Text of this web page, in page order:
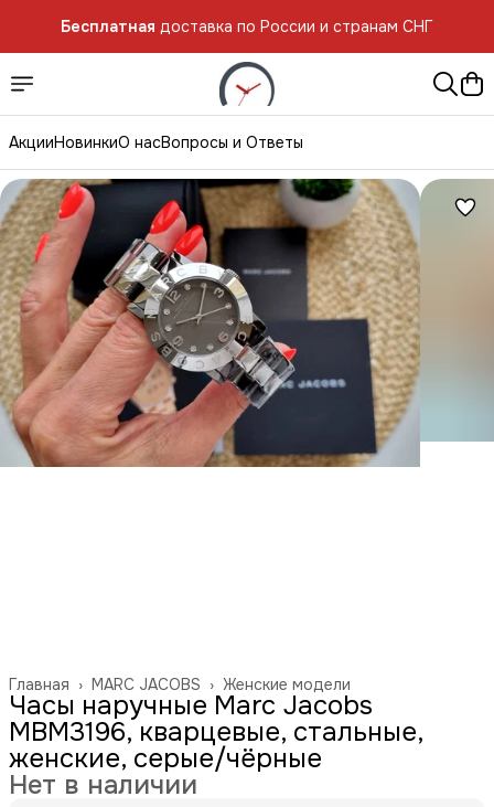
Бесплатная доставка по России и странам СНГ
АкцииНовинкиО насВопросы и Ответы
Женские модели
MARC JACOBS ›
Главная ›
Часы наручные Marc Jacobs
MBM3196, кварцевые, стальные,
женские, серые/чёрные
Нет в наличии